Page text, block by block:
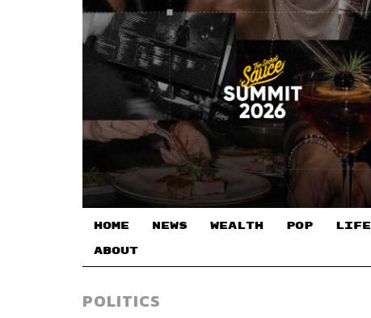
HOME NEWS WEALTH POP LIFE
ABOUT
POLITICS